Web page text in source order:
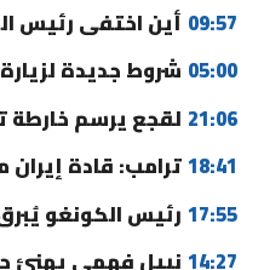
09:57 أين اختفى رئيس
05:00 شروط جديدة
21:06 لقجع يرسم خارطة
18:41ترامب: قادة إيران
17:55 رئيس الكونغو
14:27 نبيل فهمي يهنئ